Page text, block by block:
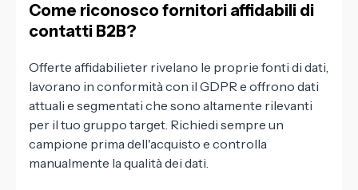
Come riconosco fornitori affidabili di
contatti B2B?
Offerte affidabilieter rivelano le proprie fonti di dati,
lavorano in conformità con il GDPR e offrono dati
attuali e segmentati che sono altamente rilevanti
per il tuo gruppo target. Richiedi sempre un
campione prima dell'acquisto e controlla
manualmente la qualità dei dati.